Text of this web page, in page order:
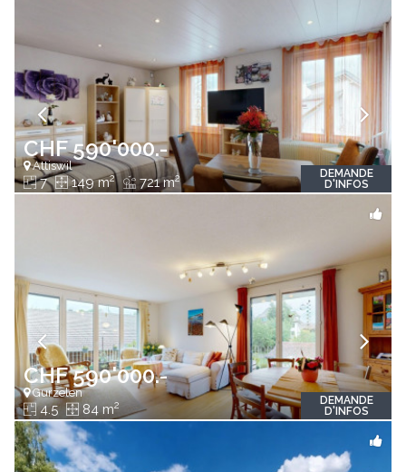
CHF 590'000.-
Attiswil
7 149 m2 721 m2
DEMANDE
D'INFOS
CHF 590'000.-
Gurzelen
4.5 84 m2
DEMANDE
D'INFOS